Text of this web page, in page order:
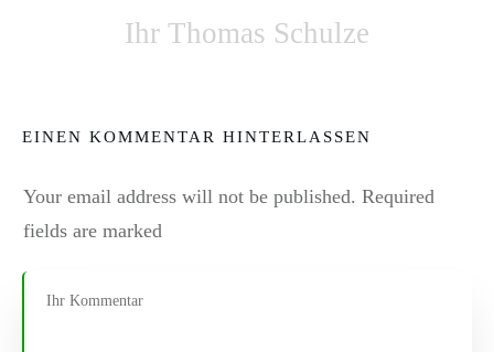
Ihr Thomas Schulze
EINEN KOMMENTAR HINTERLASSEN
Your email address will not be published. Required
fields are marked